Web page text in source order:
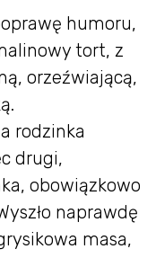
humoru,
tort, z
orzeźwiającą,
rodzinka
drugi,
obowiązkowo
naprawdę
masa,